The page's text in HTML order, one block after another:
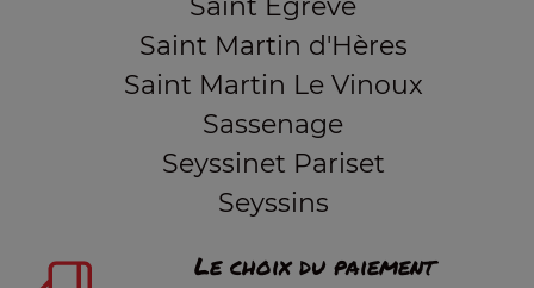
Saint Egrève
Saint Martin d'Hères
Saint Martin Le Vinoux
Sassenage
Seyssinet Pariset
Seyssins
Le choix du paiement